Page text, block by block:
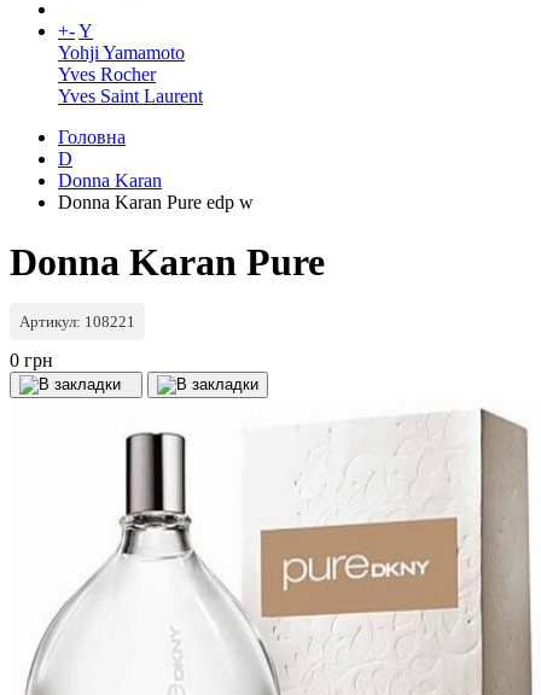
+-Y
Yohji Yamamoto
Yves Rocher
Yves Saint Laurent
Головна
D
Donna Karan
Donna Karan Pure edp w
Donna Karan Pure
Артикул: 108221
0 грн